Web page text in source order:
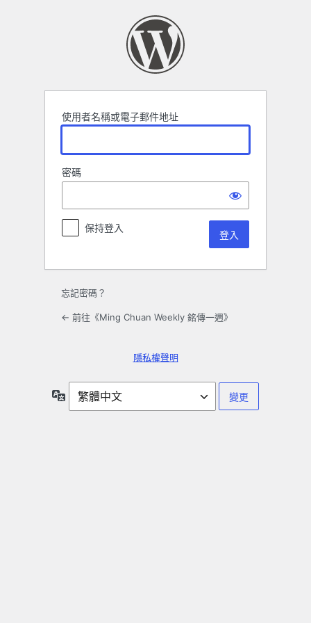
使用者名稱或電子郵件地址
密碼
保持登入
忘記密碼？
← 前往《Ming Chuan Weekly 銘傳一週》
隱私權聲明
言